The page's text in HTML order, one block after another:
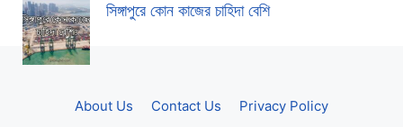
সিঙ্গাপুরে কোন কাজের চাহিদা বেশি
About Us Contact Us Privacy Policy